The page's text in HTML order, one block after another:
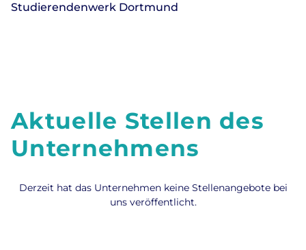
Studierendenwerk Dortmund
Aktuelle Stellen des
Unternehmens
Derzeit hat das Unternehmen keine Stellenangebote bei
uns veröffentlicht.